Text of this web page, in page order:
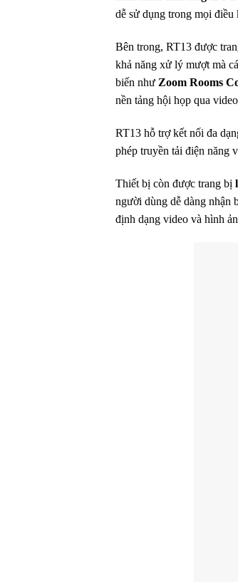
dễ sử dụng trong mọi điều
Bên trong, RT13 được
khả năng xử lý mượt mà
biến như Zoom Rooms
nền tảng hội họp qua
RT13 hỗ trợ kết nối đa
phép truyền tải điện năng
Thiết bị còn được trang bị
người dùng dễ dàng nhận
định dạng video và hình